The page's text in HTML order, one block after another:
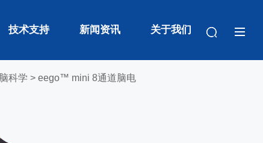
技术支持 新闻资讯 关于我们
脑科学 > eego™ mini 8通道脑电